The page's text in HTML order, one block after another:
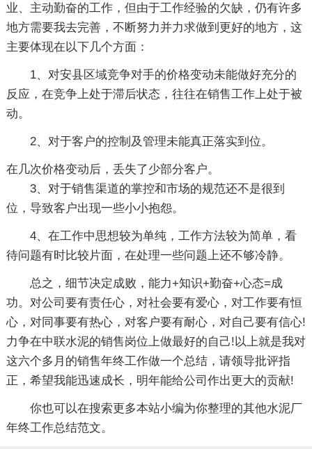
业、主动勤奋的工作，但由于工作经验的欠缺，仍有许多
地方需要我去完善，不断努力并力求做到更好的地方，这
主要体现在以下几个方面：
1、对安县区域竞争对手的价格变动未能做好充分的
反应，在竞争上处于滞后状态，往往在销售工作上处于被
动。
2、对于客户的控制及管理未能真正落实到位。
在几次价格变动后，丢失了少部分客户。
3、对于销售渠道的掌控和市场的规范还不是很到
位，导致客户出现一些小小抱怨。
4、在工作中思想较为单纯，工作方法较为简单，看
待问题有时比较片面，在处理一些问题上还不够冷静。
总之，细节决定成败，能力+知识+勤奋+心态=成
功。对公司要有责任心，对社会要有爱心，对工作要有恒
心，对同事要有热心，对客户要有耐心，对自己要有信心!
力争在中联水泥的销售岗位上做最好的自己!以上就是我对
这六个多月的销售年终工作做一个总结，请领导批评指
正，希望我能迅速成长，明年能给公司作出更大的贡献!
你也可以在搜索更多本站小编为你整理的其他水泥厂
年终工作总结范文。